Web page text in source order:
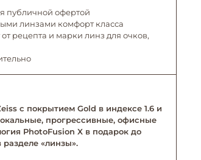
публичной офертой
линзами комфорт класса
рецепта и марки линз для очков,
с покрытием Gold в индексе 1.6 и
прогрессивные, офисные
PhotoFusion X в подарок до
«линзы».